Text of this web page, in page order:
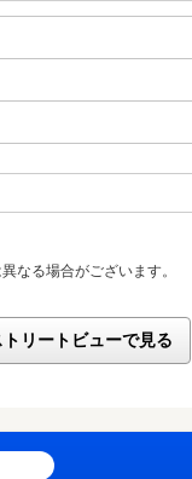
なる場合がございます。
トリートビューで見る